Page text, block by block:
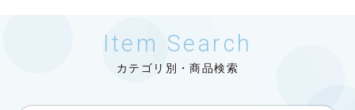
Item Search
カテゴリ別・商品検索